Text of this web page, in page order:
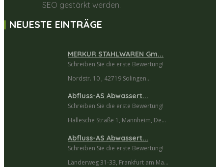
SEO gestärkt werden.
NEUESTE EINTRÄGE
MERKUR STAHLWAREN Gm...
Schreiben Sie die erste Bewertung!
Nordstr. 10 , 42719 Solingen...
Abfluss-AS Abwassert...
Schreiben Sie die erste Bewertung!
Hallesche Straße 1, Mannheim, De...
Abfluss-AS Abwassert...
Schreiben Sie die erste Bewertung!
Länderweg 31-33, Frankfurt am Ma...